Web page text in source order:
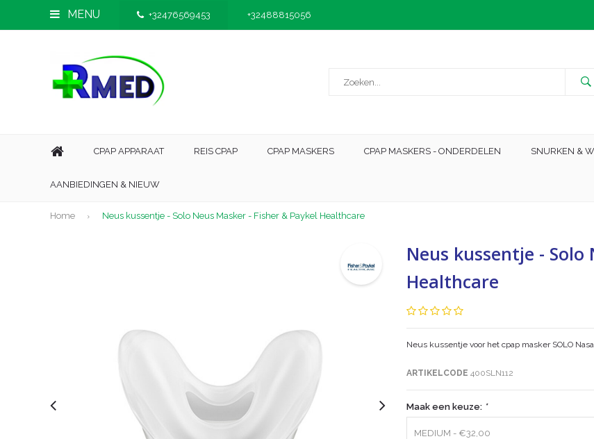
MENU +32476569453 +32488815056
CPAP APPARAAT REIS CPAP CPAP MASKERS CPAP MASKERS - ONDERDELEN SNURKEN &
AANBIEDINGEN & NIEUW
Home Neus kussentje - Solo Neus Masker - Fisher & Paykel Healthcare
Neus kussentje - Solo
Healthcare
Neus kussentje voor het cpap masker SOLO
ARTIKELCODE 400SLN112
Maak een keuze: *
MEDIUM - €32,00